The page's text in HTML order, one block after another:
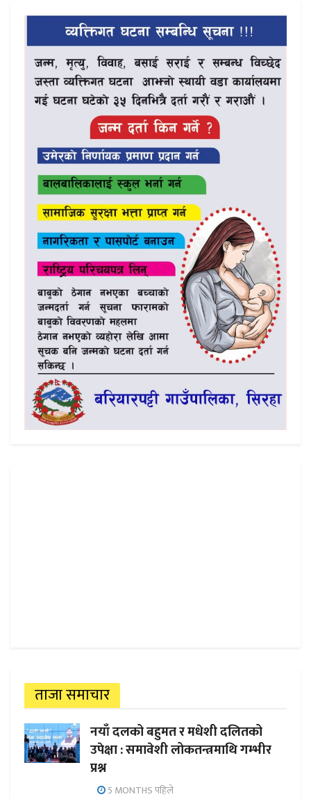
ताजा समाचार
नयाँ दलको बहुमत र मधेशी दलितको
उपेक्षा : समावेशी लोकतन्त्रमाथि गम्भीर
प्रश्न
5 MONTHS पहिले